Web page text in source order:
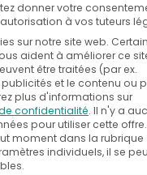
donner votre
à vos tuteurs
sur notre site web.
aident à améliorer ce
être traitées (par ex.
et le contenu ou
plus d'informations sur
confidentialité. Il n'y a
pour utiliser cette offre.
moment dans la rubrique
individuels, il se